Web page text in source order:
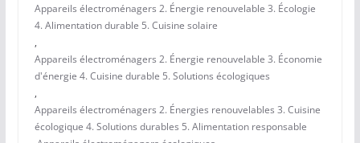
Appareils électroménagers 2. Énergie renouvelable 3. Écologie
4. Alimentation durable 5. Cuisine solaire
,
Appareils électroménagers 2. Énergie renouvelable 3. Économie
d'énergie 4. Cuisine durable 5. Solutions écologiques
,
Appareils électroménagers 2. Énergies renouvelables 3. Cuisine
écologique 4. Solutions durables 5. Alimentation responsable